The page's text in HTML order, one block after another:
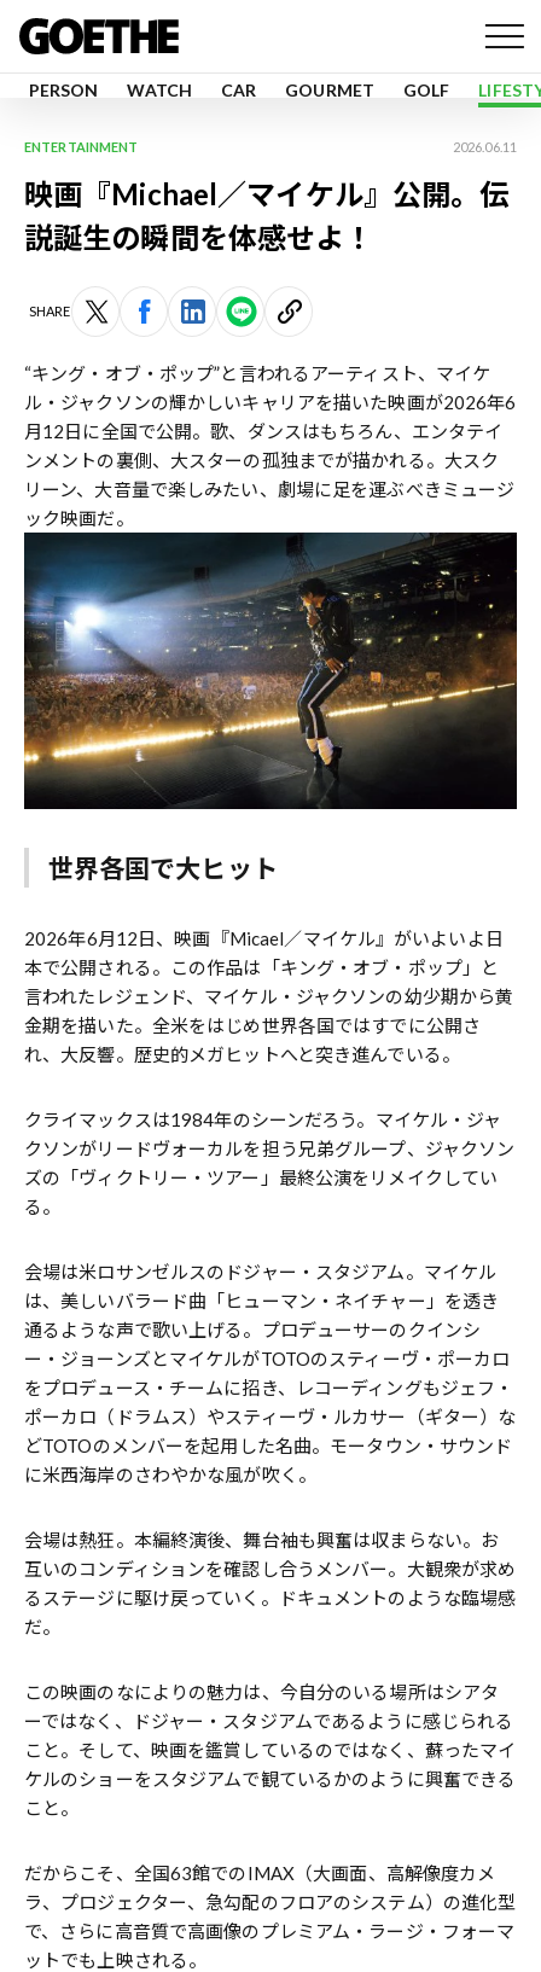
PERSON WATCH CAR GOURMET GOLF
ENTERTAINMENT 2026.06.11
映画『Michael／マイケル』公開。伝
説誕生の瞬間を体感せよ！
SHARE
“キング・オブ・ポップ”と言われるアーティスト、マイケ
ル・ジャクソンの輝かしいキャリアを描いた映画が2026年6
月12日に全国で公開。歌、ダンスはもちろん、エンタテイ
ンメントの裏側、大スターの孤独までが描かれる。大スク
リーン、大音量で楽しみたい、劇場に足を運ぶべきミュージ
ック映画だ。
世界各国で大ヒット
2026年6月12日、映画『Micael／マイケル』がいよいよ日
本で公開される。この作品は「キング・オブ・ポップ」と
言われたレジェンド、マイケル・ジャクソンの幼少期から黄
金期を描いた。全米をはじめ世界各国ではすでに公開さ
れ、大反響。歴史的メガヒットへと突き進んでいる。
クライマックスは1984年のシーンだろう。マイケル・ジャ
クソンがリードヴォーカルを担う兄弟グループ、ジャクソン
ズの「ヴィクトリー・ツアー」最終公演をリメイクしてい
る。
会場は米ロサンゼルスのドジャー・スタジアム。マイケル
は、美しいバラード曲「ヒューマン・ネイチャー」を透き
通るような声で歌い上げる。プロデューサーのクインシ
ー・ジョーンズとマイケルがTOTOのスティーヴ・ポーカロ
をプロデュース・チームに招き、レコーディングもジェフ・
ポーカロ（ドラムス）やスティーヴ・ルカサー（ギター）な
どTOTOのメンバーを起用した名曲。モータウン・サウンド
に米西海岸のさわやかな風が吹く。
会場は熱狂。本編終演後、舞台袖も興奮は収まらない。お
互いのコンディションを確認し合うメンバー。大観衆が求め
るステージに駆け戻っていく。ドキュメントのような臨場感
だ。
この映画のなによりの魅力は、今自分のいる場所はシアタ
ーではなく、ドジャー・スタジアムであるように感じられる
こと。そして、映画を鑑賞しているのではなく、蘇ったマイ
ケルのショーをスタジアムで観ているかのように興奮できる
こと。
だからこそ、全国63館でのIMAX（大画面、高解像度カメ
ラ、プロジェクター、急勾配のフロアのシステム）の進化型
で、さらに高音質で高画像のプレミアム・ラージ・フォーマ
ットでも上映される。